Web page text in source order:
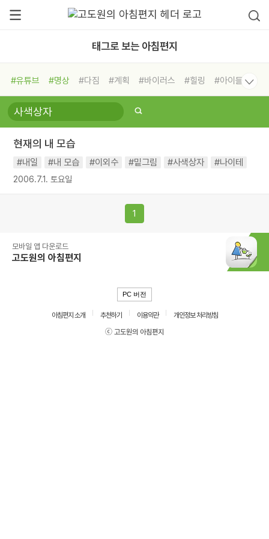
태그로 보는 아침편지
#유튜브 #명상 #다짐 #계획 #바이러스 #힐링
#아이들
#비전캠프
#독서캠프 #삶
#희망
#나눔 #친구 #링컨학교
#독서
#건강 #면역력
현재의 내 모습
#내일 #내 모습 #이외수 #밑그림 #사색상자 #나이테
2006.7.1. 토요일
1
모바일 앱 다운로드
고도원의 아침편지
PC 버전
아침편지 소개 추천하기 이용약관
개인정보 처리방침
ⓒ 고도원의 아침편지